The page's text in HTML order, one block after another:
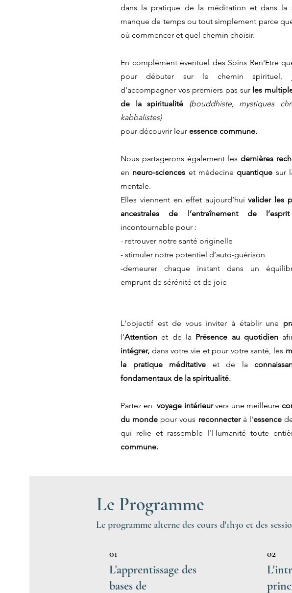
dans la pratique de la méditation et dans la
manque de temps ou tout simplement parce
où commencer et quel chemin choisir.
En complément éventuel des Soins Ren'Etre
pour débuter sur le chemin spirituel,
d'accompagner vos premiers pas sur les
de la spiritualité
(bouddhiste, mystiques
kabbalistes)
pour découvrir leur essence commune.
Nous partagerons également les dernières re
en neuro-sciences et médecinequantique sur
mentale.
Elles viennent en effet aujourd’huivalider les
ancestrales de l’entraînement de l’esprit
incontournable pour :
- retrouver notre santé originelle
- stimuler notre potentiel d’auto-guérison
-demeurer chaque instant dans un
emprunt de sérénité et de joie
L'objectif est de vous inviter à établir une
l'Attentionet de la Présence au quotidien
intégrer, dans votre vie et pour votre santé, les
la pratique méditative et de la
fondamentauxde la spiritualité.
Partez en voyage intérieurvers une meilleure
du monde pour vous reconnecterà l'essence
qui relie et rassemble l'Humanité toute
commune.
Le Programme
Le programme alterne des cours d'1h30 et des
01
L'apprentissagedes
bases de
02